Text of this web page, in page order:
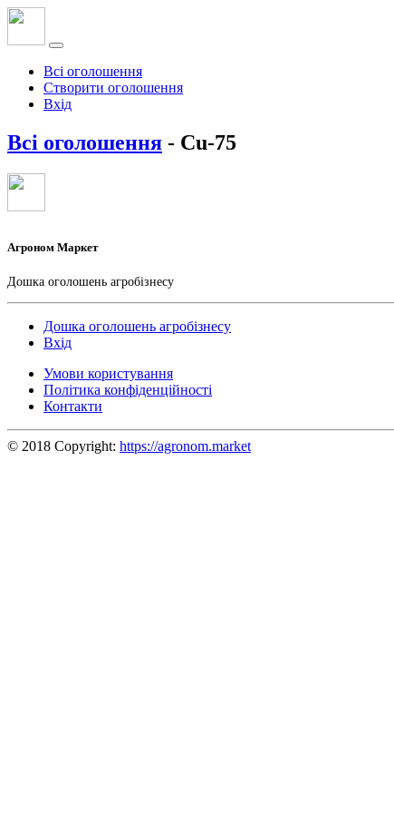
Всі оголошення
Створити оголошення
Вхід
Всі оголошення - Cu-75
Агроном Маркет
Дошка оголошень агробізнесу
Дошка оголошень агробізнесу
Вхід
Умови користування
Політика конфіденційності
Контакти
© 2018 Copyright: https://agronom.market